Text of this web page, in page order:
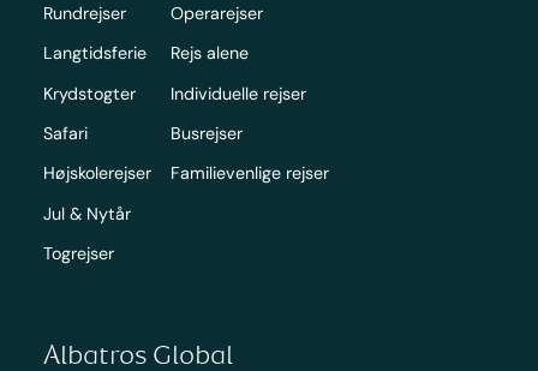
Rundrejser
Langtidsferie
Krydstogter
Safari
Højskolerejser
Jul & Nytår
Togrejser
Operarejser
Rejs alene
Individuelle rejser
Busrejser
Familievenlige rejser
Albatros Global